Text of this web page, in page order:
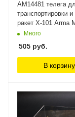
AM14481 телега
транспортировки
ракет Х-101 Arma
Много
505 руб.
В корзину